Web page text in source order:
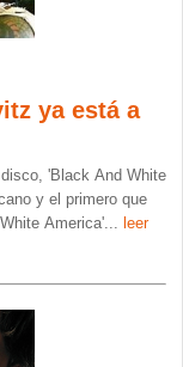
ya está a
'Black And White
y el primero que
America'
leer